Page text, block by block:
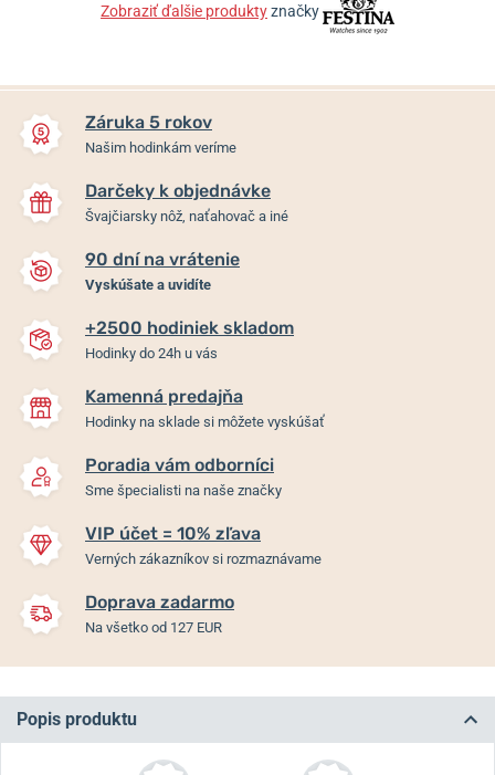
Zobraziť ďalšie produktyznačky
Záruka 5 rokov
Našim hodinkám veríme
Darčeky k objednávke
Švajčiarsky nôž, naťahovač a iné
90 dní na vrátenie
Vyskúšate a uvidíte
+2500 hodiniek skladom
Hodinky do 24h u vás
Kamenná predajňa
Hodinky na sklade si môžete vyskúšať
Poradia vám odborníci
Sme špecialisti na naše značky
VIP účet = 10% zľava
Verných zákazníkov si rozmaznávame
Doprava zadarmo
Na všetko od 127 EUR
Popis produktu